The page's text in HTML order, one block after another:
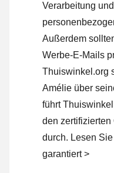
Verarbeitung
Außerdem
Werbe-E-Mails
Thuiswinkel.org
Amélie über
führt
den zertifizierten
durch. Lesen
garantiert >